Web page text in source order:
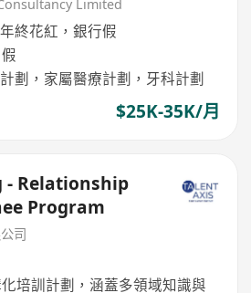
Limited
終花紅，銀行假
劃，家屬醫療計劃，牙科計劃
$25K-35K/月
- Relationship
Program
司
培訓計劃，涵蓋多領域知識與